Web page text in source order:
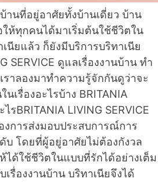
านที่อยู่อาศัยทั้งบ้านเดี่ยว บ้าน
ห้ทุกคนได้มาเริ่มต้นใช้ชีวิตใน
นียแล้ว ก็ยังมีบริการบริทาเนีย
SERVICE ดูแลเรื่องงานบ้าน ทำ
าลองมาทำความรู้จักกันดูว่าจะ
เรื่องอะไรบ้าง BRITANIA
รBRITANIA LIVING SERVICE
งการส่งมอบประสบการณ์การ
บ โดยที่ผู้อยู่อาศัยไม่ต้องกังวล
ได้ใช้ชีวิตในแบบที่รักได้อย่างเต็ม
รื่องงานบ้าน บริทาเนียจึงได้